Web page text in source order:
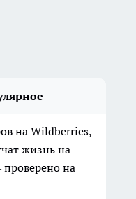
на Wildberries,
жизнь на
на